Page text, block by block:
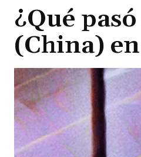
¿Qué
(China)